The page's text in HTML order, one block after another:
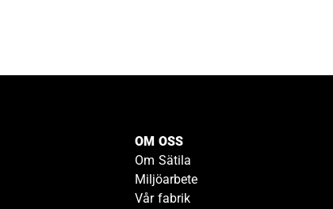
OM OSS
Om Sätila
Miljöarbete
Vår fabrik